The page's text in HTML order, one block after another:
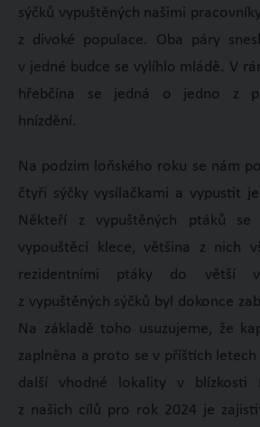
sýčků vypuštěných našimi
z divoké populace. Oba páry
v jedné budce se vylíhlo mládě. V
hřebčína se jedná o jedno z
hnízdění.
Na podzim loňského roku se nám
čtyři sýčky vysílačkami a vypustit
Někteří z vypuštěných ptáků se
vypouštěcí klece, většina z nich
rezidentními ptáky do větší
z vypuštěných sýčků byl dokonce
Na základě toho usuzujeme, že
zaplněna a proto se v příštích
další vhodné lokality v blízkosti
z našich cílů pro rok 2024 je